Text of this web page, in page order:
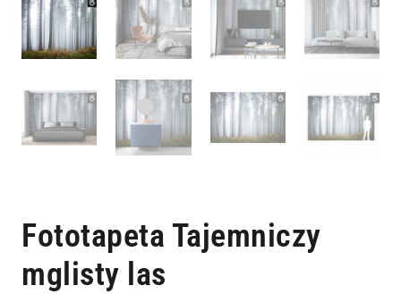
Fototapeta Tajemniczy
mglisty las